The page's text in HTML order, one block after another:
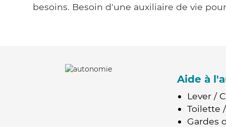
besoins. Besoin d'une auxiliaire de vie
Aide à
Lever /
Toilette
Gardes